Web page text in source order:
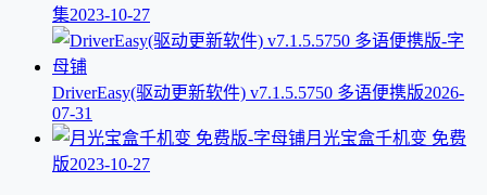
集2023-10-27
DriverEasy(驱动更新软件) v7.1.5.5750 多语便携版2026-
07-31
月光宝盒千机变 免费
版2023-10-27